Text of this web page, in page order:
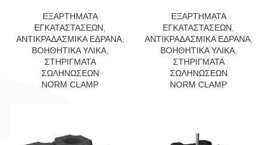
ΕΞΑΡΤΗΜΑΤΑ
ΕΓΚΑΤΑΣΤΑΣΕΩΝ
ΑΝΤΙΚΡΑΔΑΣΜΙΚΑ ΕΔΡΑΝΑ,
ΒΟΗΘΗΤΙΚΑ ΥΛΙΚΑ,
ΣΤΗΡΙΓΜΑΤΑ
ΣΩΛΗΝΩΣΕΩΝ
NORM CLAMP
ΕΞΑΡΤΗΜΑΤΑ
ΕΓΚΑΤΑΣΤΑΣΕΩΝ
ΑΝΤΙΚΡΑΔΑΣΜΙΚΑ ΕΔΡΑΝΑ,
ΒΟΗΘΗΤΙΚΑ ΥΛΙΚΑ,
ΣΤΗΡΙΓΜΑΤΑ
ΣΩΛΗΝΩΣΕΩΝ
NORM CLAMP